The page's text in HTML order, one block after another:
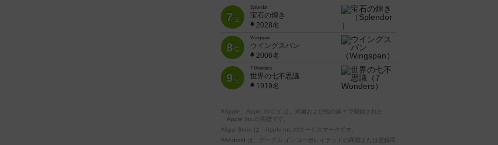
7位
Splendor
宝石の煌き
2028名
8位
Wingspan
ウイングスパン
2006名
9位
7 Wonders
世界の七不思議
1919名
※Apple、Apple のロゴ は、米国および他の国々で登録された
Apple Inc.の商標です。
※App Store は、Apple Inc.のサービスマークです。
※Android は、グーグル インコーポレイテッドの商標または登録商